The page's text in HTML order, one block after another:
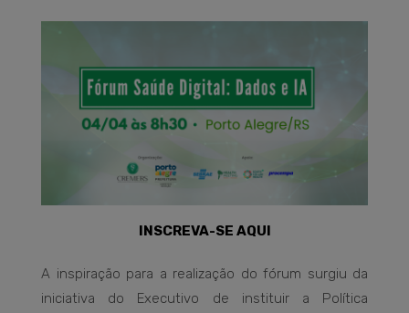
INSCREVA-SE AQUI
A inspiração para a realização do fórum surgiu da
iniciativa do Executivo de instituir a Política